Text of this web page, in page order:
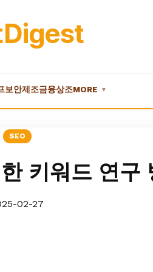
보안제조금융상조MORE ▼
SEO
키워드 연구
02-27